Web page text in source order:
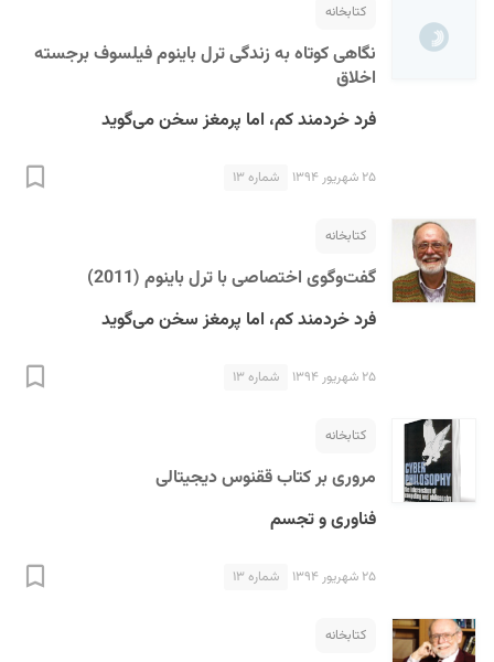
کتابخانه
نگاهی کوتاه به زندگی ترل باینوم فیلسوف برجسته
اخلاق
فرد خردمند کم، اما پرمغز سخن می‌گوید
۲۵ شهریور ۱۳۹۴ شماره ۱۳
کتابخانه
گفت‌و‌گوی اختصاصی با ترل باینوم (2011)
فرد خردمند کم، اما پرمغز سخن می‌گوید
۲۵ شهریور ۱۳۹۴ شماره ۱۳
کتابخانه
مروری بر کتاب ققنوس دیجیتالی
فناوری و تجسم
۲۵ شهریور ۱۳۹۴ شماره ۱۳
کتابخانه